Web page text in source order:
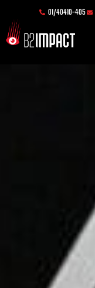
Inhalt
springen
01/40410-405